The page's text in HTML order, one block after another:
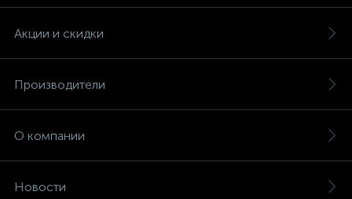
Акции и скидки
Производители
О компании
Новости